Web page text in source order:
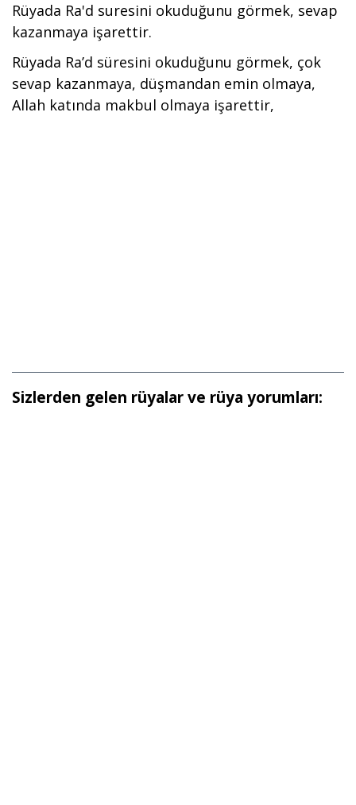
Rüyada Ra'd suresini okuduğunu görmek, sevap
kazanmaya işarettir.
Rüyada Ra’d süresini okuduğunu görmek, çok
sevap kazanmaya, düşmandan emin olmaya,
Allah katında makbul olmaya işarettir,
Sizlerden gelen rüyalar ve rüya yorumları: